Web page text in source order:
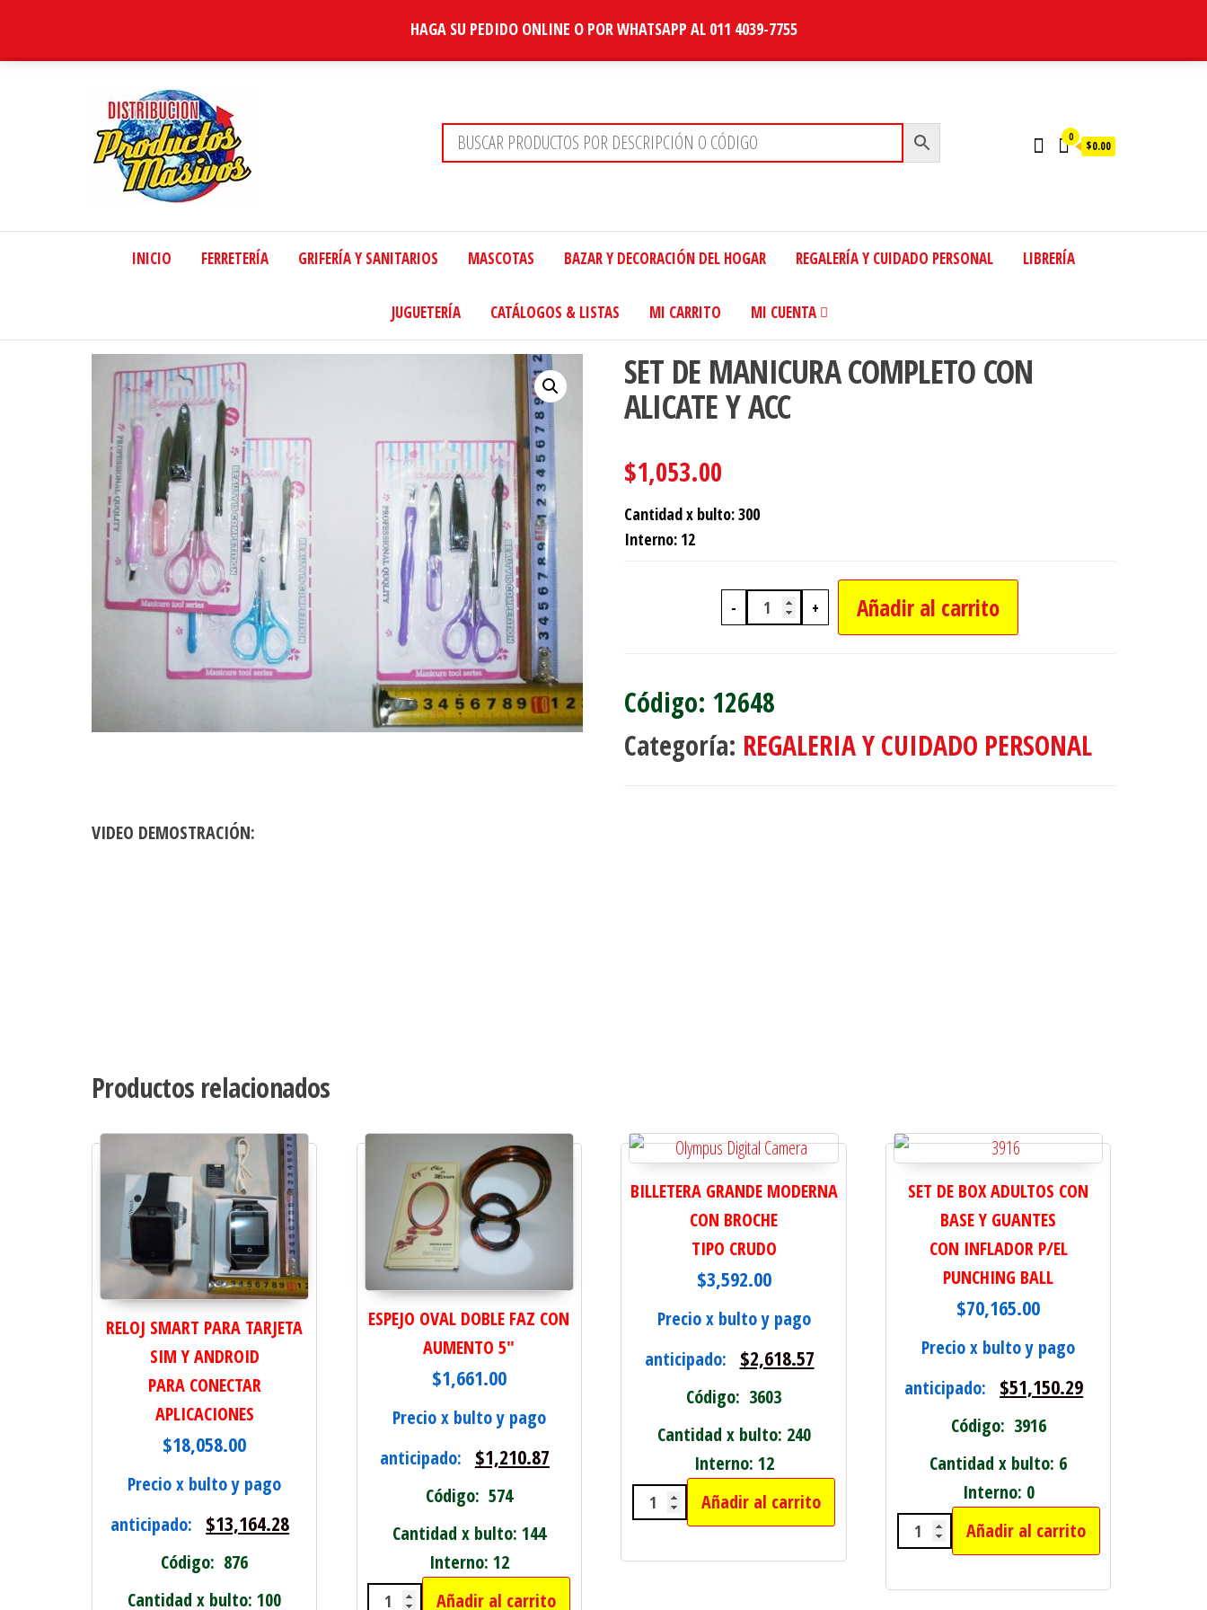
HAGA SU PEDIDO ONLINE O POR WHATSAPP AL 011 4039-7755
0
$0.00
INICIO FERRETERÍA GRIFERÍA Y SANITARIOS MASCOTAS BAZAR Y DECORACIÓN DEL HOGAR REGALERÍA Y CUIDADO PERSONAL LIBRERÍA
JUGUETERÍA CATÁLOGOS & LISTAS MI CARRITO MI CUENTA
SET DE MANICURA COMPLETO CON
ALICATE Y ACC
$1,053.00
Cantidad x bulto: 300
Interno: 12
-
SET DE MANICURA COMPLETO CON ALICATE Y ACC
+ Añadir al carrito
12648
Categoría: REGALERIA Y CUIDADO PERSONAL
VIDEO DEMOSTRACIÓN:
Productos relacionados
RELOJ SMART PARA TARJETA
SIM Y ANDROID
PARA CONECTAR
APLICACIONES
$18,058.00
Precio x bulto y pago
anticipado:
$13,164.28
Código: 876
Cantidad x bulto: 100
ESPEJO OVAL DOBLE FAZ CON
AUMENTO 5"
$1,661.00
Precio x bulto y pago
anticipado:
$1,210.87
Código: 574
Cantidad x bulto: 144
Interno: 12
Añadir al carrito
BILLETERA GRANDE MODERNA
CON BROCHE
TIPO CRUDO
$3,592.00
Precio x bulto y pago
anticipado:
$2,618.57
Código: 3603
Cantidad x bulto: 240
Interno: 12
BILLETERA GRANDE MODERNA CON BROCHE cantidad
Añadir al carrito
SET DE BOX ADULTOS CON
BASE Y GUANTES
CON INFLADOR P/EL
PUNCHING BALL
$70,165.00
Precio x bulto y pago
anticipado:
$51,150.29
Código: 3916
Cantidad x bulto: 6
Interno: 0
SET DE BOX ADULTOS CON BASE
Añadir al carrito